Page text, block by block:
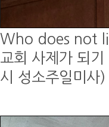
Who does not
교회 사제가 되
시 성소주일미사)